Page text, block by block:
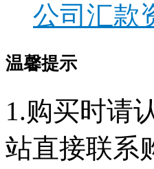
公司汇款
温馨提示
1.购买时请
站直接联系